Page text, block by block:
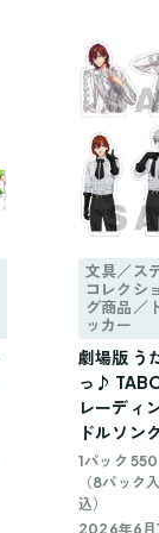
文具／ス
コレクシ
グ商品／
ッカー
劇場版 う
っ♪
レーディ
ドルソン
1パック
（8パッ
込）
2026年6月